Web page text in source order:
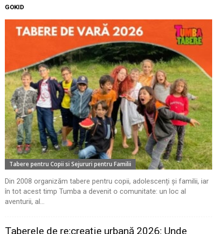
GOKID
Tabere pentru Copii si Sejururi pentru Familii
Din 2008 organizăm tabere pentru copii, adolescenți și familii, iar
în tot acest timp Tumba a devenit o comunitate: un loc al
aventurii, al...
Taberele de re:creație urbană 2026: Unde